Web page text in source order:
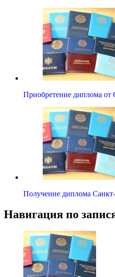
Приобретение диплома от
Получение диплома
Навигация по